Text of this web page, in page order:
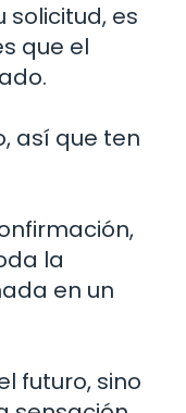
solicitud, es
que el
así que ten
la
en un
futuro, sino